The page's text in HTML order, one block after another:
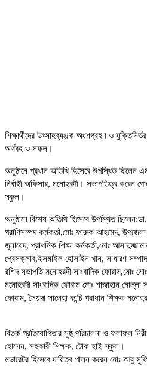
শিক্ষার্থীদের উৎসাহব্যঞ্জক অংশগ্রহণ ও
অর্থবহ ও সফল।
অনুষ্ঠানে প্রধান অতিথি হিসেবে উপস্থিত
নির্বাহী অফিসার, মনোহরদী। সভাপতিত্ব করেন
স্কুল।
অনুষ্ঠানে বিশেষ অতিথি হিসেবে উপস্থিত
প্রাণিসম্পদ কর্মকর্তা,মোঃ ফারুক আহমেদ, উপজেলা
জুনায়েদ, প্রাথমিক শিক্ষা কর্মকর্তা,মোঃ
প্রেসক্লাব,ইসমাইল হোসাইন খান, সাধারণ
রশিদ সভাপতি মনোহরদী সাংবাদিক ফোরাম,মোঃ
মনোহরদী সাংবাদিক ফোরাম মোঃ শাজাহান মোল্লা
ফোরাম, সৈয়দা সালেহা কান্চি প্রাধান শিক্ষক
বিতর্ক প্রতিযোগিতার সুষ্ঠু পরিচালনা ও ফলাফল
হোসেন, সহকারী শিক্ষক, টোক হাই স্কুল।
মডারেটর হিসেবে দায়িত্ব পালন করেন মোঃ আবু